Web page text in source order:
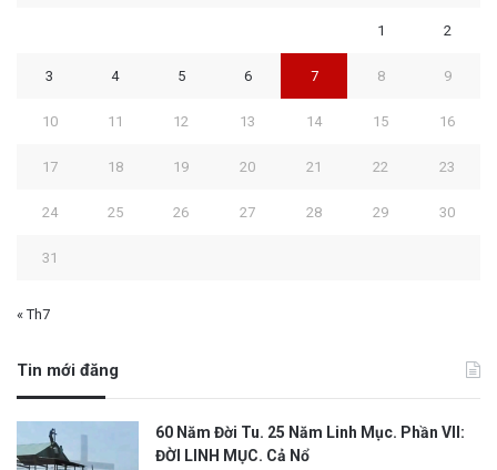
1 2
3 4 5 6 7 8 9
10 11 12 13 14 15 16
17 18 19 20 21 22 23
24 25 26 27 28 29 30
31
« Th7
Tin mới đăng
60 Năm Đời Tu. 25 Năm Linh Mục. Phần VII:
ĐỜI LINH MỤC. Cả Nổ